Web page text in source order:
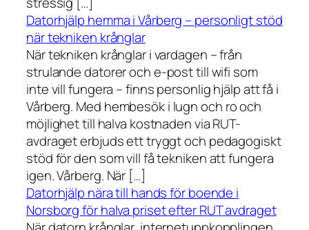
Datorhjälp hemma i Vårberg – personligt stöd
när tekniken krånglar
När tekniken krånglar i vardagen – från
strulande datorer och e-post till wifi som
inte vill fungera – finns personlig hjälp att få i
Vårberg. Med hembesök i lugn och ro och
möjlighet till halva kostnaden via RUT-
avdraget erbjuds ett tryggt och pedagogiskt
stöd för den som vill få tekniken att fungera
igen. Vårberg. När […]
Datorhjälp nära till hands för boende i
Norsborg för halva priset efter RUT avdraget